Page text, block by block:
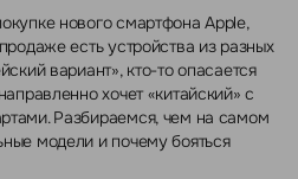
нового смартфона Apple,
есть устройства из разных
вариант», кто-то опасается
хочет «китайский» с
Разбираемся, чем на самом
модели и почему бояться